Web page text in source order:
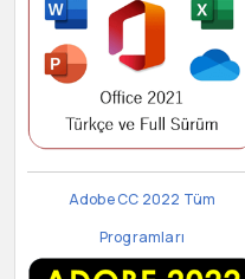
Adobe CC 2022 Tüm
Programları